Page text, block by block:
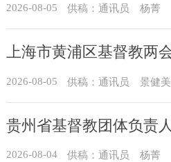
2026-08-05 供稿：通讯员 杨菁
2026-08-05 供稿：通讯员 景健美
2026-08-04 供稿：通讯员 杨菁